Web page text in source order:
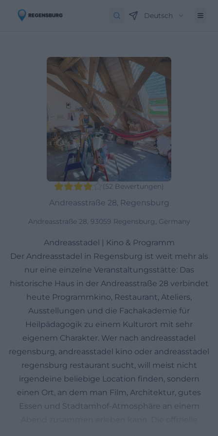
Deutsch
(52 Bewertungen)
Andreasstraße 28, Regensburg
Andreasstraße 28, 93059 Regensburg, Germany
Andreasstadel | Kino & Programm
Der Andreasstadel in Regensburg ist weit mehr als
nur eine einzelne Veranstaltungsstätte: Das
historische Haus in der Andreasstraße 28 verbindet
heute Programmkino, Restaurant, Ateliers,
Ausstellungen und die Fachakademie für
Heilpädagogik zu einem Kulturort mit sehr
eigenem Charakter. Wer nach andreasstadel
regensburg, andreasstadel kino oder andreasstadel
regensburg restaurant sucht, will meist nicht
irgendeine beliebige Location finden, sondern
einen Ort, an dem man Film, Architektur, gutes
Essen und Stadtamhof-Atmosphäre an einem